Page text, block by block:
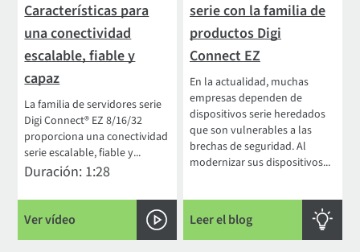
Características para
una conectividad
escalable, fiable y
capaz
La familia de servidores serie
Digi Connect® EZ 8/16/32
proporciona una conectividad
serie escalable, fiable y...
Duración: 1:28
Ver vídeo
serie con la familia de
productos Digi
Connect EZ
En la actualidad, muchas
empresas dependen de
dispositivos serie heredados
que son vulnerables a las
brechas de seguridad. Al
modernizar sus dispositivos...
Leer el blog